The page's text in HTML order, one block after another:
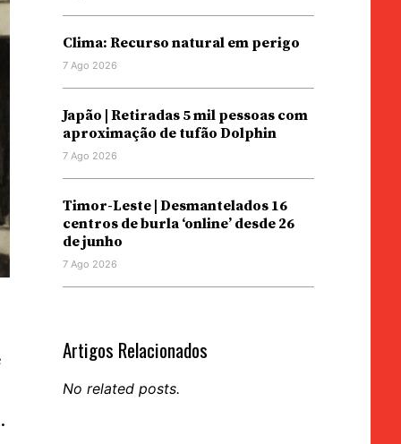
Clima: Recurso natural em perigo
7 Ago 2026
Japão | Retiradas 5 mil pessoas com
aproximação de tufão Dolphin
7 Ago 2026
Timor-Leste | Desmantelados 16
centros de burla ‘online’ desde 26
de junho
7 Ago 2026
Artigos Relacionados
No related posts.